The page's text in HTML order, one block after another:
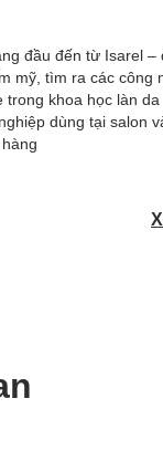
đầu đến từ Isarel
mỹ, tìm ra các
trong khoa học làn da
dùng tại salon